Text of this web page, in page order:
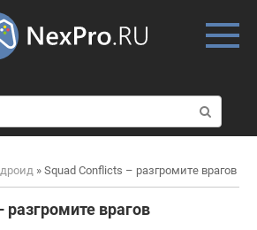
о
и
к
» Squad Conflicts – разгромите врагов
разгромите врагов